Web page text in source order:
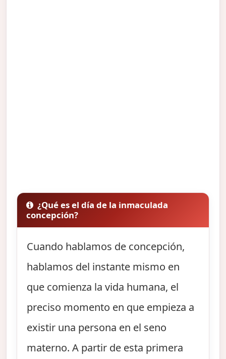
¿Qué es el día de la inmaculada
concepción?
Cuando hablamos de concepción,
hablamos del instante mismo en
que comienza la vida humana, el
preciso momento en que empieza a
existir una persona en el seno
materno. A partir de esta primera